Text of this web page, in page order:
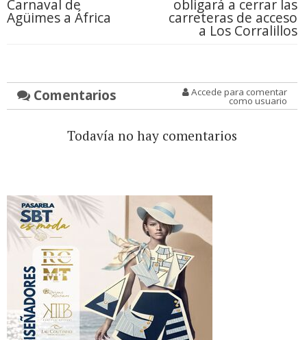
Carnaval de
Agüimes a África
obligará a cerrar las
carreteras de acceso
a Los Corralillos
Comentarios Accede para comentar
como usuario
Todavía no hay comentarios